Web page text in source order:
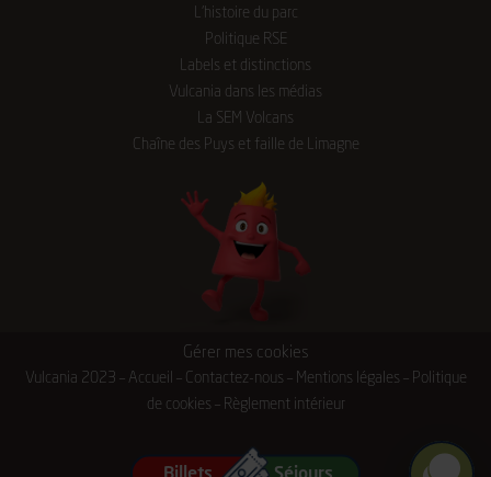
L’histoire du parc
Politique RSE
Labels et distinctions
Vulcania dans les médias
La SEM Volcans
Chaîne des Puys et faille de Limagne
Gérer mes cookies
Vulcania 2023 – Accueil – Contactez-nous – Mentions légales – Politique
de cookies – Règlement intérieur